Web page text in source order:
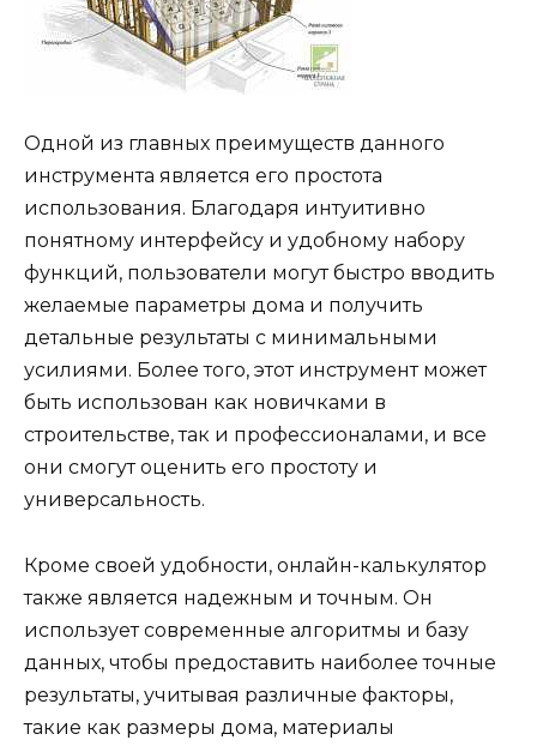
Одной из главных преимуществ данного
инструмента является его простота
использования. Благодаря интуитивно
понятному интерфейсу и удобному набору
функций, пользователи могут быстро вводить
желаемые параметры дома и получить
детальные результаты с минимальными
усилиями. Более того, этот инструмент может
быть использован как новичками в
строительстве, так и профессионалами, и все
они смогут оценить его простоту и
универсальность.
Кроме своей удобности, онлайн-калькулятор
также является надежным и точным. Он
использует современные алгоритмы и базу
данных, чтобы предоставить наиболее точные
результаты, учитывая различные факторы,
такие как размеры дома, материалы